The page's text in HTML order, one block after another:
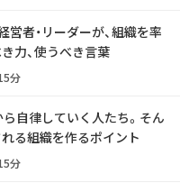
営者・リーダーが、組織を率
力、使うべき言葉
分
ら自律していく人たち。そん
る組織を作るポイント
分